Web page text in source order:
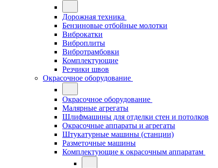
Дорожная техника
Бензиновые отбойные молотки
Виброкатки
Виброплиты
Вибротрамбовки
Комплектующие
Резчики швов
Окрасочное оборудование
Окрасочное оборудование
Малярные агрегаты
Шлифмашины для отделки стен и потолков
Окрасочные аппараты и агрегаты
Штукатурные машины (станции)
Разметочные машины
Комплектующие к окрасочным аппаратам